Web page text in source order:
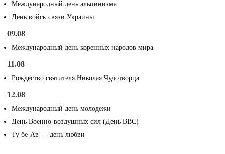
Международный день альпинизма
День войск связи Украины
09.08
Международный день коренных народов мира
11.08
Рождество святителя Николая Чудотворца
12.08
Международный день молодежи
День Военно-воздушных сил (День ВВС)
Ту бе-Ав — день любви